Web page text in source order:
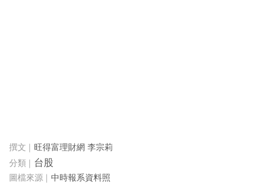
旺得富理財網 李宗莉
台股
中時報系資料照